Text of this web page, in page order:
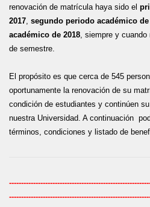
renovación de matrícula haya sido el
2017, segundo periodo académico
académico de 2018, siempre y cuando
de semestre.
El propósito es que cerca de 545
oportunamente la renovación de su
condición de estudiantes y continúen
nuestra Universidad. A continuación
términos, condiciones y listado de